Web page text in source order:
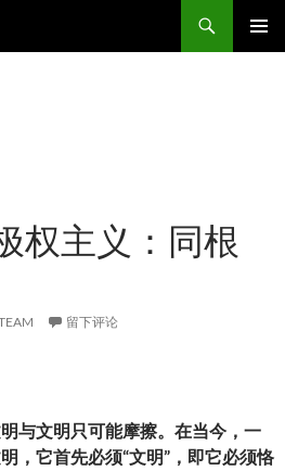
权主义：同根
留下评论
与文明只可能摩擦。在当今，一
，它首先必须“文明”，即它必须恪